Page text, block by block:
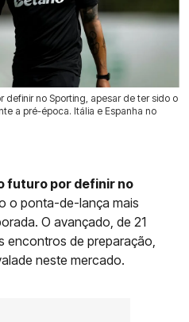
definir no Sporting, apesar de ter sido o
a pré-época. Itália e Espanha no
futuro por definir no
o ponta-de-lança mais
O avançado, de 21
encontros de preparação,
neste mercado.